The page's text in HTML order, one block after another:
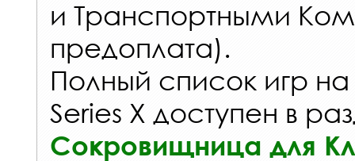
и Транспортными
предоплата).
Полный список игр на
Series X доступен в
Сокровищница для